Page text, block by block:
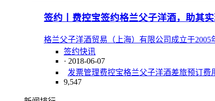
签约丨费控宝签约格兰父子洋酒，助其
格兰父子洋酒贸易（上海）有限公司成立于
签约快讯
· 2018-06-07
发票管理费控宝格兰父子洋酒差旅预订费
9,547